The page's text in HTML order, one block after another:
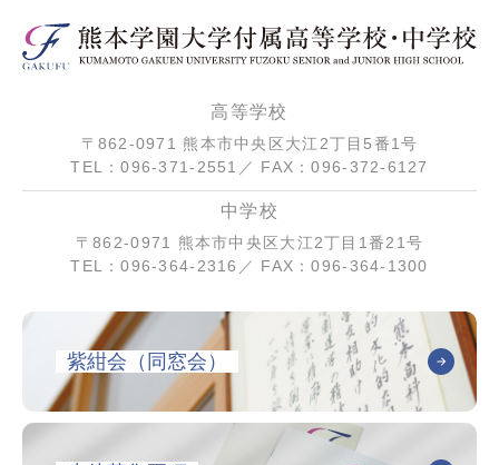
高等学校
〒862-0971 熊本市中央区大江2丁目5番1号
TEL：096-371-2551／ FAX：096-372-6127
中学校
〒862-0971 熊本市中央区大江2丁目1番21号
TEL：096-364-2316／ FAX：096-364-1300
紫紺会（同窓会）